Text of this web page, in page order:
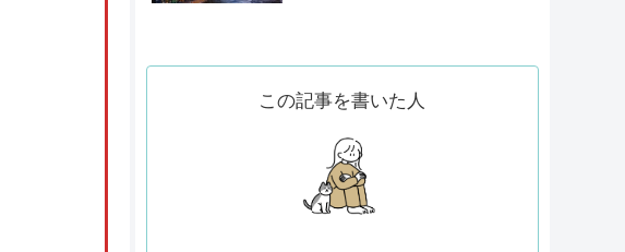
この記事を書いた人